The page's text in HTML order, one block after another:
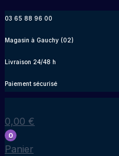
contenu
03 65 88 96 00
Magasin à Gauchy (02)
Livraison 24/48 h
Paiement sécurisé
0,00 €
0
Panier